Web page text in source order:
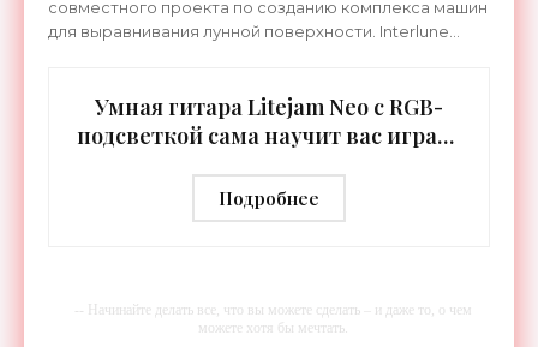
совместного проекта по созданию комплекса машин
для выравнивания лунной поверхности. Interlune
Умная гитара Litejam Neo с RGB-
подсветкой сама научит вас играть
Подробнее
-- Начинайте делать все, что вы можете сделать – и даже то, о чем
можете хотя бы мечтать.